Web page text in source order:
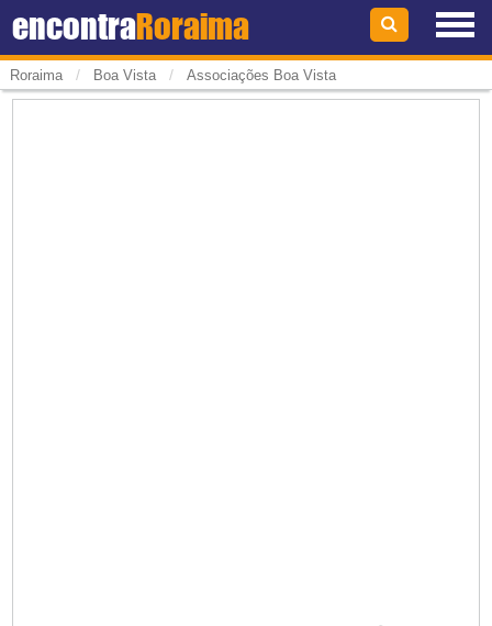
encontraRoraima
Roraima / Boa Vista / Associações Boa Vista